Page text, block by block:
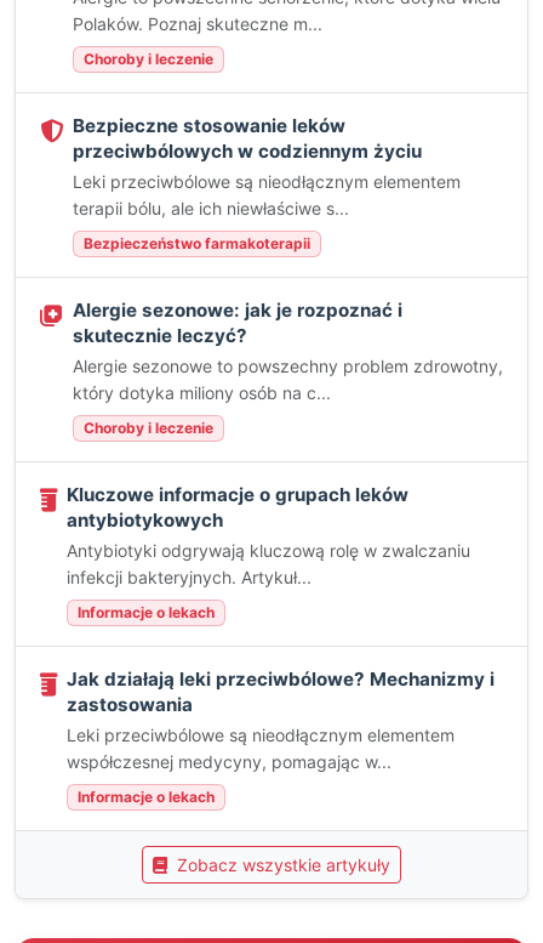
Polaków. Poznaj skuteczne m...
Choroby i leczenie
Bezpieczne stosowanie leków
przeciwbólowych w codziennym życiu
Leki przeciwbólowe są nieodłącznym elementem
terapii bólu, ale ich niewłaściwe s...
Bezpieczeństwo farmakoterapii
Alergie sezonowe: jak je rozpoznać i
skutecznie leczyć?
Alergie sezonowe to powszechny problem zdrowotny,
który dotyka miliony osób na c...
Choroby i leczenie
Kluczowe informacje o grupach leków
antybiotykowych
Antybiotyki odgrywają kluczową rolę w zwalczaniu
infekcji bakteryjnych. Artykuł...
Informacje o lekach
Jak działają leki przeciwbólowe? Mechanizmy i
zastosowania
Leki przeciwbólowe są nieodłącznym elementem
współczesnej medycyny, pomagając w...
Informacje o lekach
Zobacz wszystkie artykuły